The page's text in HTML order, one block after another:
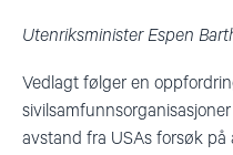
Utenriksminister Espen
Vedlagt følger en
avstand fra USAs forsøk